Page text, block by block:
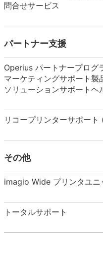
問合せサービス
パートナー支援
Operius パートナープログ
マーケティングサポート製
ソリューションサポートヘ
リコープリンターサポート
その他
imagio Wide プリンタユニ
トータルサポート